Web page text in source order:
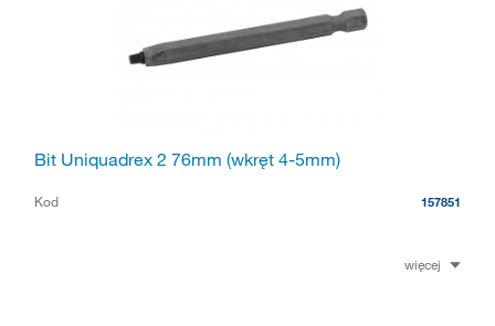
Bit Uniquadrex 2 76mm (wkręt 4-5mm)
Kod 157851
więcej